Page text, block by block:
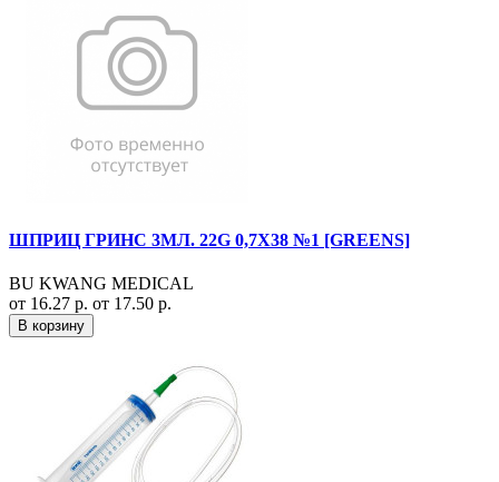
ШПРИЦ ГРИНС 3МЛ. 22G 0,7Х38 №1 [GREENS]
BU KWANG MEDICAL
от 16.27 р. от 17.50 р.
В корзину